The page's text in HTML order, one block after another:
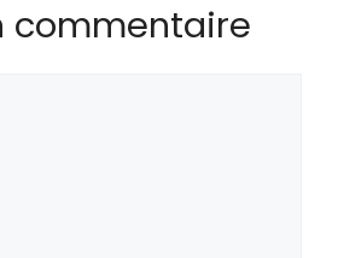
commentaire